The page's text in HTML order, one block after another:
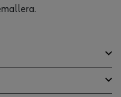
1.000 g